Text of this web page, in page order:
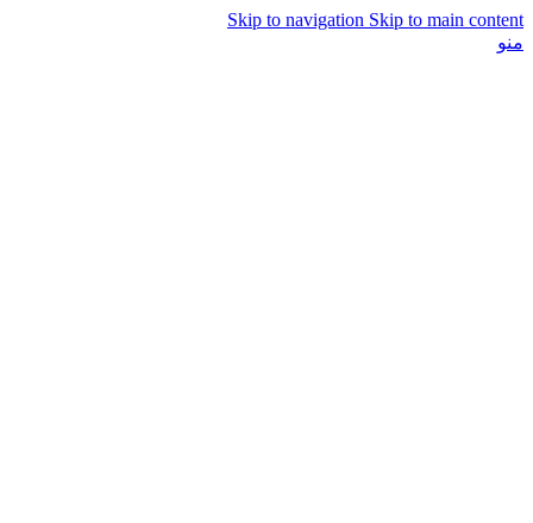
Skip to navigation Skip to main content
منو